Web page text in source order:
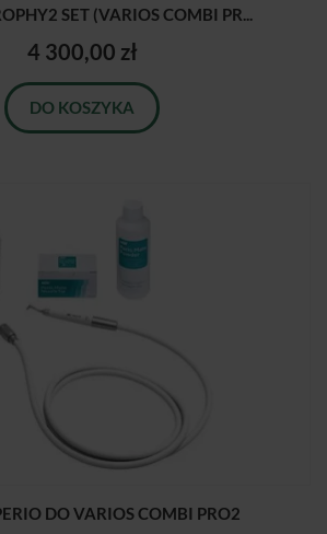
SET (VARIOS COMBI PR...
4 300,00 zł
DO KOSZYKA
DO VARIOS COMBI PRO2